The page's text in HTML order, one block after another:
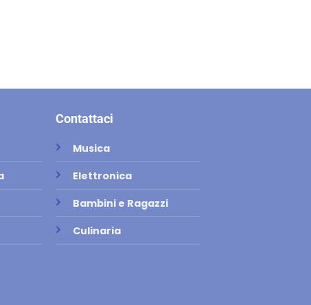
Contattaci
Musica
Elettronica
Bambini e Ragazzi
Culinaria